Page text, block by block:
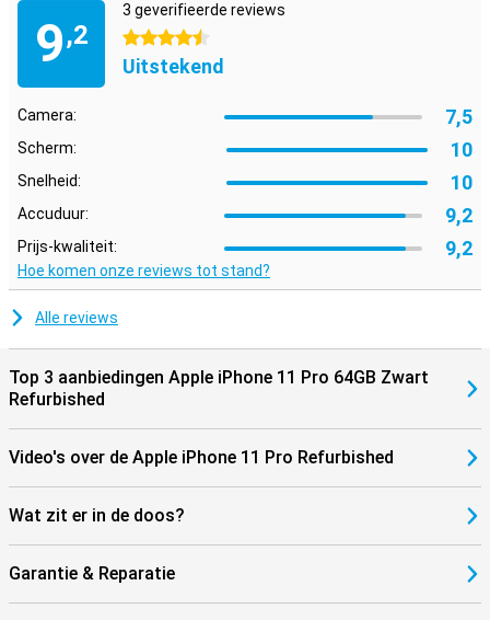
9,2
3 geverifieerde reviews
4.5 sterren
Uitstekend
Camera: 7,5
Scherm: 10
Snelheid: 10
Accuduur: 9,2
Prijs-kwaliteit: 9,2
Hoe komen onze reviews tot stand?
Alle reviews
Top 3 aanbiedingen Apple iPhone 11 Pro 64GB Zwart
Refurbished
Video's over de Apple iPhone 11 Pro Refurbished
Wat zit er in de doos?
Garantie & Reparatie